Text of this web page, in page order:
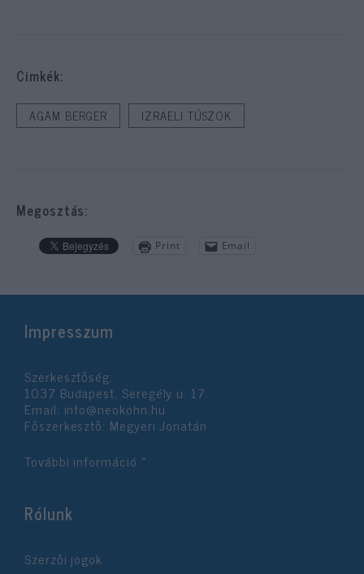
Cimkék:
AGAM BERGER IZRAELI TÚSZOK
Megosztás:
Print Email
Impresszum
Szerkesztőség:
1037 Budapest, Seregély u. 17.
Email: info@neokohn.hu
Főszerkesztő: Megyeri Jonatán
További információ »
Rólunk
Szerzői jogok